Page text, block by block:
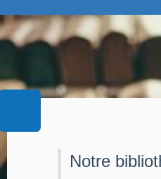
Notre